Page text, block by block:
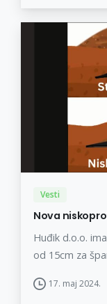
Vesti
Nova
Huđik d.o.o.
od 15cm za
17. maj 2024.